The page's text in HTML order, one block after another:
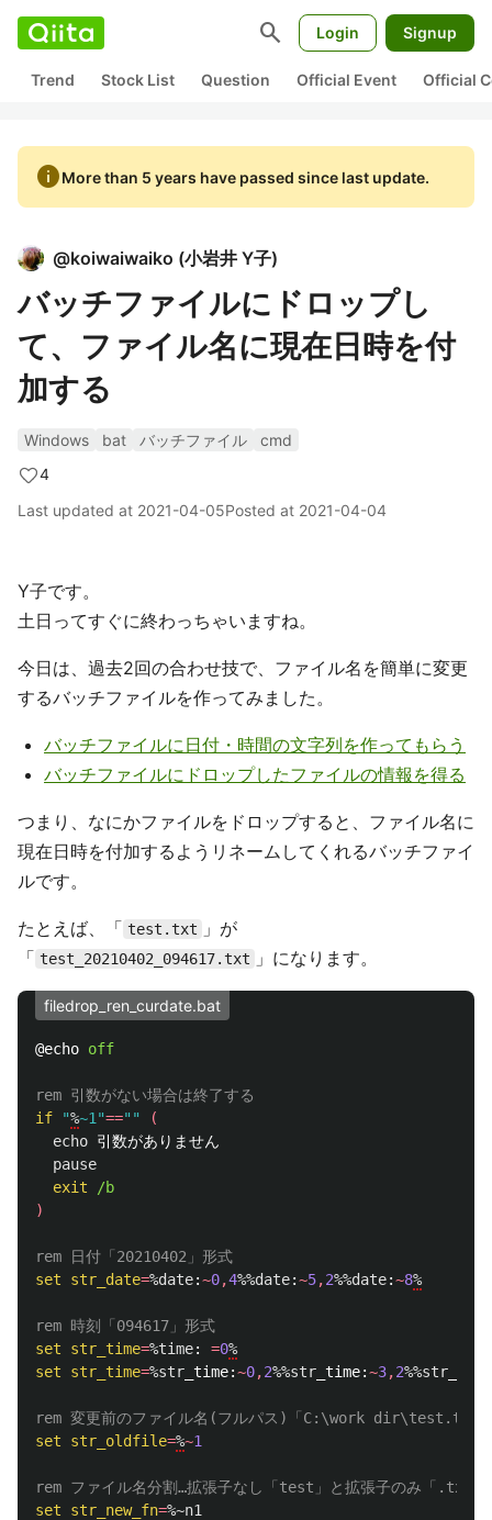
search Login Signup
Trend Stock List Question Official Event Official
infoMore than 5 years have passed since last update.
@koiwaiwaiko (小岩井 Y子)
バッチファイルにドロップし
て、ファイル名に現在日時を付
加する
Windows bat バッチファイル
cmd
4
Last updated at 2021-04-05Posted at 2021-04-04
Y子です。
土日ってすぐに終わっちゃいますね。
今日は、過去2回の合わせ技で、ファイル名を簡単に変更
するバッチファイルを作ってみました。
バッチファイルに日付・時間の文字列を作ってもらう
バッチファイルにドロップしたファイルの情報を得る
つまり、なにかファイルをドロップすると、ファイル名に
現在日時を付加するようリネームしてくれるバッチファイ
ルです。
たとえば、「 test.txt
」が
「 test_20210402_094617.txt 」になります。
filedrop_ren_curdate.bat
@echo off
rem 引数がない場合は終了する
if
"%~1"==""
(
echo 引数がありません
pause
exit
)
rem 日付「20210402」形式
set
str_date=%date:~0,4%%date:~5,2%%date:~8%
rem 時刻「094617」形式
set
str_time=%time: =0%
set
str_time=%str _time:~0,2%%str _time:~3,2%%str
rem 変更前のファイル名(フルパス)「C:\work dir\test.txt
set
str_oldfile=%~1
rem ファイル名分割…拡張子なし「test」と拡張子のみ「.txt」
set
str_new_fn=%~n1